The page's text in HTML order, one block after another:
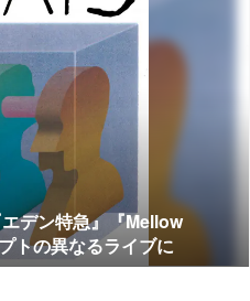
デン特急』『Mellow
の異なるライブに